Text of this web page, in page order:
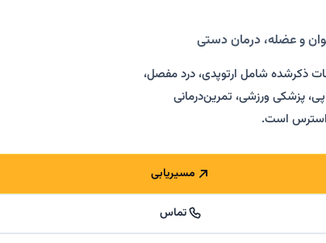
و عضله، درمان دستی
ذکرشده شامل ارتوپدی، درد مفصل،
پزشکی ورزشی، تمرین‌درمانی
استرس است.
مسیریابی
تماس